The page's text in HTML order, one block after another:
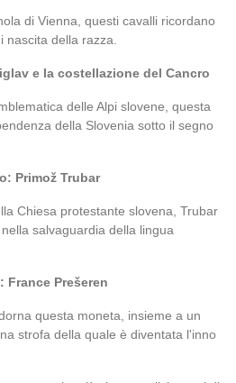
di Vienna, questi cavalli ricordano
nascita della razza.
e la costellazione del Cancro
delle Alpi slovene, questa
della Slovenia sotto il segno
Primož Trubar
Chiesa protestante slovena, Trubar
salvaguardia della lingua
France Prešeren
questa moneta, insieme a un
strofa della quale è diventata l'inno